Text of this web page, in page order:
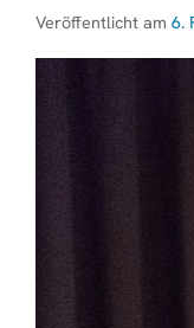
Veröffentlicht am 6.